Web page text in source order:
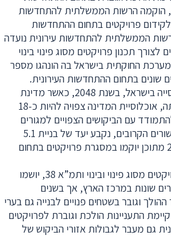
הוקמה הרשות הממשלתית להתחדשות
פרויקטים בתחום ההתחדשות
הממשלתית להתחדשות עירונית נועדה
תכנון פרויקטים מסוג פינוי בינוי
למערכת החוקתית בישראל בה הונהגו מספר
שונים בתחום ההתחדשות העירונית.
על פי קצב גידול האוכלוסייה בישראל, בשנת 2048, כאשר מדינת
ישראל מאה שנים להקמתה, אוכלוסיית המדינה צפויה להיות כ-18
עם הביקושים הצפויים למגורים
ברחבי ישראל במהלך העשורים הקרובים, נקבע יעד של בניית 5.1
מיליון יחידות דיור ש-20% מתוכן יוקמו במסגרת פרויקטים בתחום
עד לפני מספר שנים, פרויקטים מסוג פינוי ובינוי ותמ”א 38, יושמו
שונות במרכז הארץ, אך בשנים
וגובר בשטחים פנויים לבנייה גם בערי
התעניינות הולכת וגוברת לפרויקטים
גם מעבר לגבולות אזורי הביקוש של